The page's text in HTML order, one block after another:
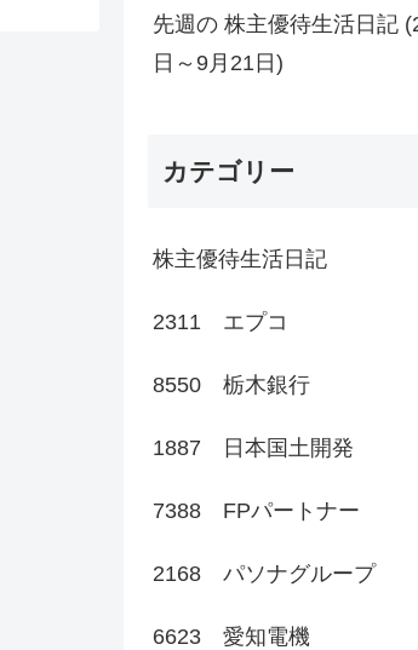
先週の 株主優待生活日記
日～9月21日)
カテゴリー
株主優待生活日記
2311 エプコ
8550 栃木銀行
1887 日本国土開発
7388 FPパートナー
2168 パソナグループ
6623 愛知電機